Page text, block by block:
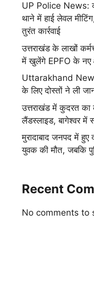
UP Police News:
थाने में हाई लेवल
तुरंत कार्रवाई
उत्तराखंड के लाखों
में खुलेंगे EPFO के नए
Uttarakhand
के लिए दोस्तों ने ली
उत्तराखंड में कुदरत का
लैंडस्लाइड, बागेश्वर में
मुरादाबाद जनपद में
युवक की मौत, जबकि
Recent
No comments to